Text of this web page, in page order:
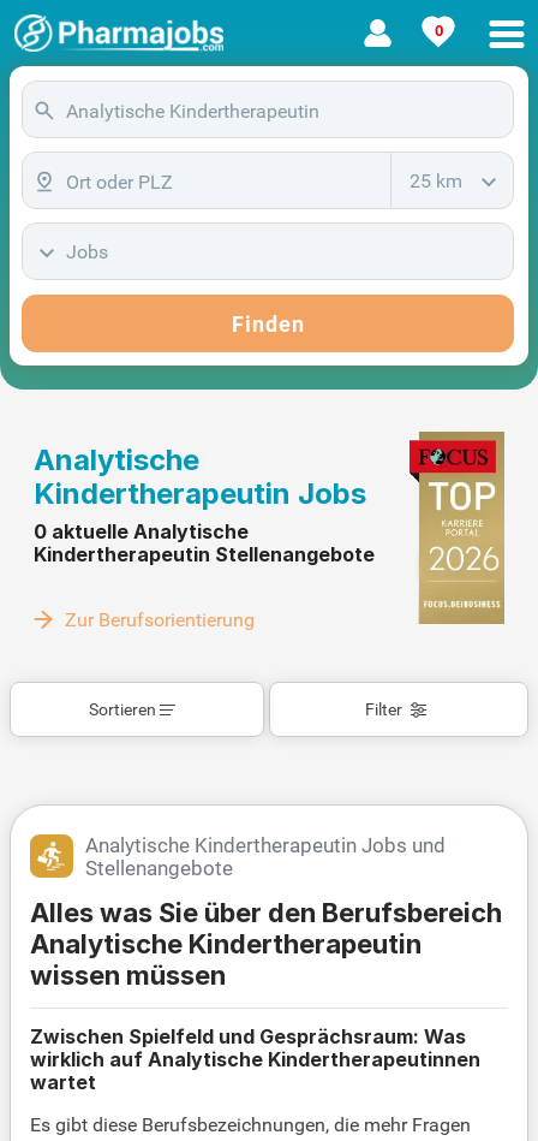
0
25 km
Jobs
Finden
Analytische
Kindertherapeutin Jobs
0 aktuelle Analytische
Kindertherapeutin Stellenangebote
Zur Berufsorientierung
Filter
Sortieren
Analytische Kindertherapeutin Jobs und
Stellenangebote
Alles was Sie über den Berufsbereich
Analytische Kindertherapeutin
wissen müssen
Zwischen Spielfeld und Gesprächsraum: Was
wirklich auf Analytische Kindertherapeutinnen
wartet
Es gibt diese Berufsbezeichnungen, die mehr Fragen